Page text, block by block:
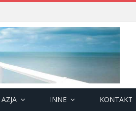
AZJA INNE KONTAKT